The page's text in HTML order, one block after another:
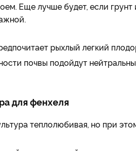
Еще лучше будет, если
рыхлый легкий
почвы подойдут
для фенхеля
теплолюбивая, но при